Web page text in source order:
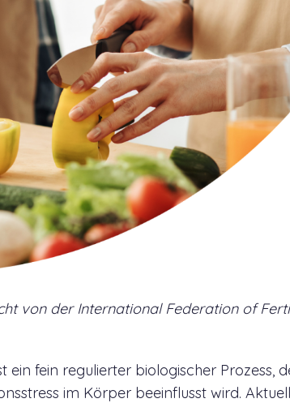
von der International Federation of
fein regulierter biologischer Prozess,
im Körper beeinflusst wird.